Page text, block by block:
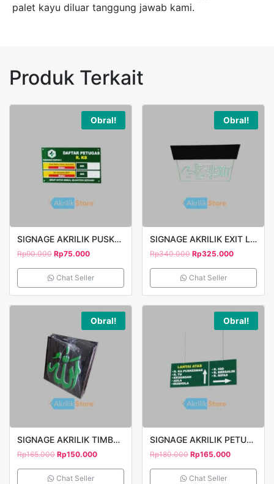
palet kayu diluar tanggung jawab kami.
Produk Terkait
Obral!
SIGNAGE AKRILIK PUSKESMAS DAFTAR PETUGAS 30X20CM
Rp90.000 Rp75.000
Chat Seller
Obral!
SIGNAGE AKRILIK EXIT LED 25X15CM 5MM CLEAR
Rp340.000 Rp325.000
Chat Seller
Obral!
SIGNAGE AKRILIK TIMBUL KALIGRAFI ALLAH 5MM KAPUR LAPIS STICKER
Rp165.000 Rp150.000
Chat Seller
Obral!
SIGNAGE AKRILIK PETUNJUK ARAH GANTUNG PRINT UV 2 SISI
Rp180.000 Rp165.000
Chat Seller